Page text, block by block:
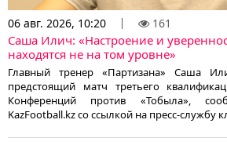
06 авг. 2026, 10:20 161
Саша Илич: «Настроение и
находятся не на том уровне»
Главный тренер «Партизана» Саша
предстоящий матч третьего
Конференций против «Тобыла»,
KazFootball.kz со ссылкой на пресс-службу